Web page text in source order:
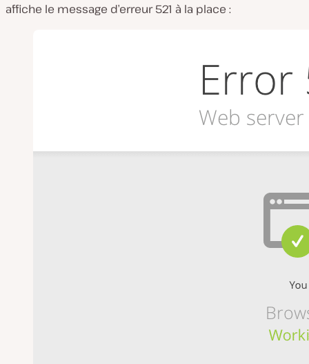
affiche le message d’erreur 521 à la place :